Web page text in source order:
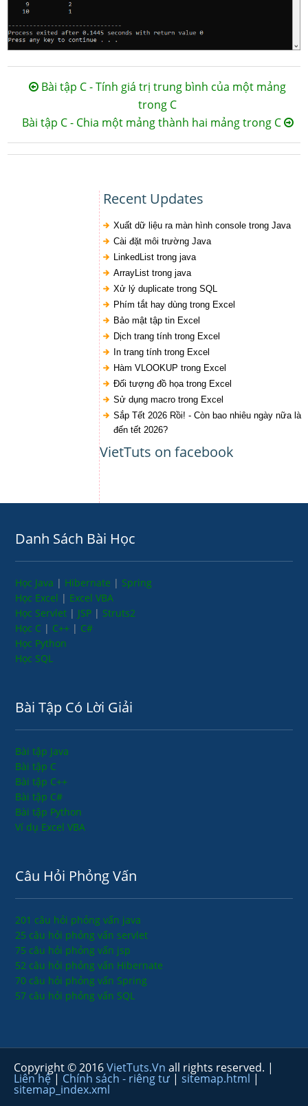
Bài tập C - Tính giá trị trung bình của một mảng
trong C
Bài tập C - Chia một mảng thành hai mảng trong C
Recent Updates
Xuất dữ liệu ra màn hình console trong Java
Cài đặt môi trường Java
LinkedList trong java
ArrayList trong java
Xử lý duplicate trong SQL
Phím tắt hay dùng trong Excel
Bảo mật tập tin Excel
Dịch trang tính trong Excel
In trang tính trong Excel
Hàm VLOOKUP trong Excel
Đối tượng đồ họa trong Excel
Sử dụng macro trong Excel
Sắp Tết 2026 Rồi! - Còn bao nhiêu ngày nữa là
đến tết 2026?
VietTuts on facebook
Danh Sách Bài Học
Học Java | Hibernate | Spring
Học Excel | Excel VBA
Học Servlet | JSP | Struts2
Học C | C++ | C#
Học Python
Học SQL
Bài Tập Có Lời Giải
Bài tập Java
Bài tập C
Bài tập C++
Bài tập C#
Bài tập Python
Ví dụ Excel VBA
Câu Hỏi Phỏng Vấn
201 câu hỏi phỏng vấn java
25 câu hỏi phỏng vấn servlet
75 câu hỏi phỏng vấn jsp
52 câu hỏi phỏng vấn Hibernate
70 câu hỏi phỏng vấn Spring
57 câu hỏi phỏng vấn SQL
Copyright © 2016VietTuts.Vn all rights reserved. |
Liên hệ| Chính sách - riêng tư | sitemap.html |
sitemap_index.xml